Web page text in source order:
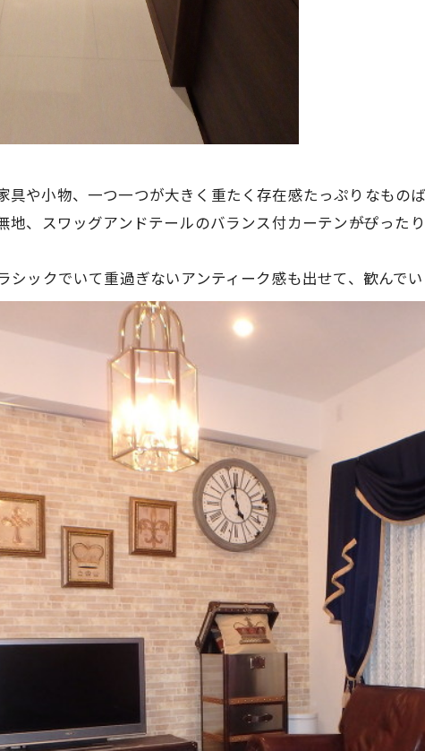
はボリュ
や小物、一つ一つが大きく重たく存在感たっぷりなものば
地、スワッグアンドテールのバランス付カーテン――がぴっ
そう言いきってい
シックでいて重過ぎないアンティーク感も出せて、歓んでい